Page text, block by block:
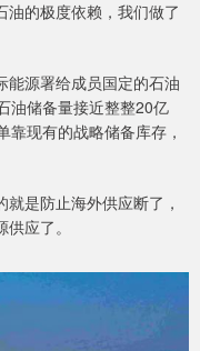
油的极度依赖，我们做了
能源署给成员国定的石油
油储备量接近整整20亿
现有的战略储备库存，
是防止海外供应断了，
应了。